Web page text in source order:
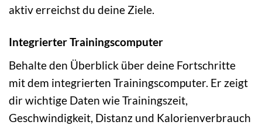
aktiv erreichst du deine Ziele.
Integrierter Trainingscomputer
Behalte den Überblick über deine Fortschritte
mit dem integrierten Trainingscomputer. Er zeigt
dir wichtige Daten wie Trainingszeit,
Geschwindigkeit, Distanz und Kalorienverbrauch